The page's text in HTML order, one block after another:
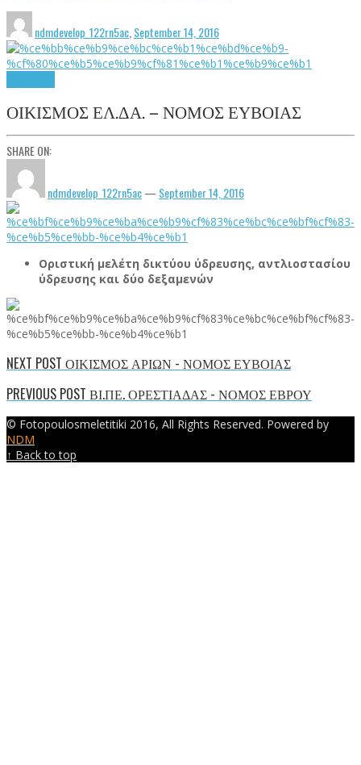
ndmdevelop_122rn5ac September 14, 2016
ΟΙΚΙΣΜΟΣ ΕΛ.ΔΑ. – ΝΟΜΟΣ ΕΥΒΟΙΑΣ
SHARE ON:
ndmdevelop_122rn5ac— September 14, 2016
Οριστική μελέτη δικτύου ύδρευσης, αντλιοστασίου
ύδρευσης και δύο δεξαμενών
NEXT POST ΟΙΚΙΣΜΟΣ ΑΡΙΩΝ - ΝΟΜΟΣ ΕΥΒΟΙΑΣ
PREVIOUS POST ΒΙ.ΠΕ. ΟΡΕΣΤΙΑΔΑΣ - ΝΟΜΟΣ ΕΒΡΟΥ
© Fotopoulosmeletitiki 2016, All Rights Reserved. Powered by
NDM
↑ Back to top